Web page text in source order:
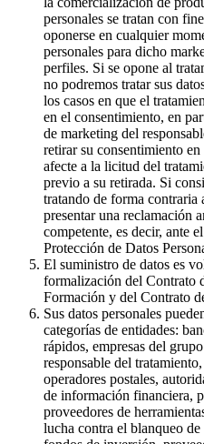
personales se tratan con
oponerse en cualquier
personales para dicho
perfiles. Si se opone al
no podremos tratar sus
los casos en que el
en el consentimiento, en
de marketing del
retirar su consentimiento
afecte a la licitud del
previo a su retirada. Si
tratando de forma contraria
presentar una reclamación
competente, es decir, ante
Protección de Datos
El suministro de datos es
formalización del Contrato
Formación y del Contrato
Sus datos personales
categorías de entidades:
rápidos, empresas del
responsable del
operadores postales,
de información financiera,
proveedores de
lucha contra el blanqueo